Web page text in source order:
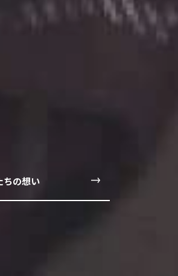
ちの想い